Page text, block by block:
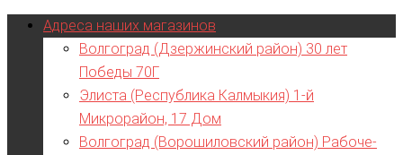
Адреса наших магазинов
Волгоград (Дзержинский район) 30 лет
Победы 70Г
Элиста (Республика Калмыкия) 1-й
Микрорайон, 17 Дом
Волгоград (Ворошиловский район) Рабоче-